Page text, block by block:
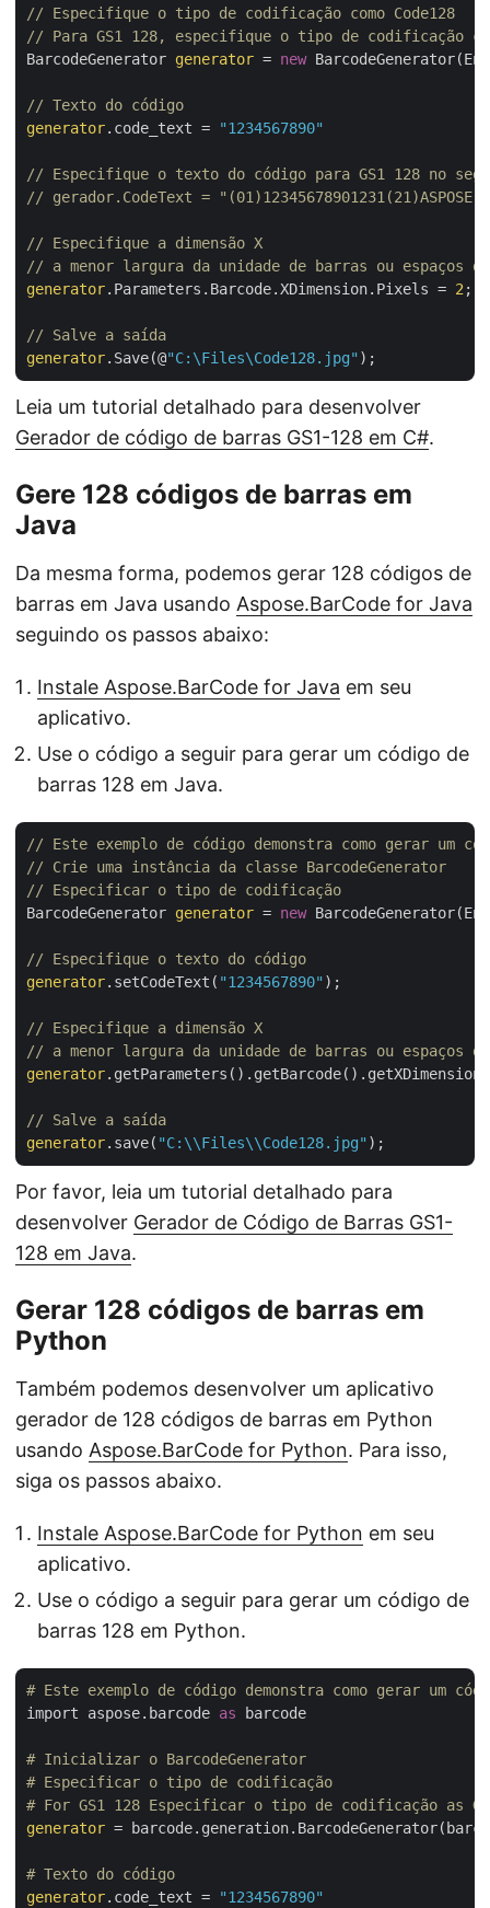
// Especifique o tipo de codificação como Code128
// Para GS1 128, especifique o tipo de codificação
BarcodeGenerator generator = new
// Texto do código
generator.code_text = "1234567890"
// Especifique o texto do código para GS1 128 no
// gerador.CodeText =
// Especifique a dimensão X
// a menor largura da unidade de barras ou espaços do
generator.Parameters.Barcode.XDimension.Pixels = 2 ;
// Salve a saída
generator.Save(@"C:\Files\Code128.jpg"
Leia um tutorial detalhado para desenvolver
Gerador de código de barras GS1-128 em C#.
Gere 128 códigos de barras em
Java
Da mesma forma, podemos gerar 128 códigos de
barras em Java usando Aspose.BarCode for Java
seguindo os passos abaixo:
Instale Aspose.BarCode for Java em seu
aplicativo.
Use o código a seguir para gerar um código de
barras 128 em Java.
// Este exemplo de código demonstra como gerar um
// Crie uma instância da classe BarcodeGenerator
// Especificar o tipo de codificação
BarcodeGenerator generator = new
// Especifique o texto do código
generator.setCodeText( "1234567890" );
// Especifique a dimensão X
// a menor largura da unidade de barras ou espaços do
generator
// Salve a saída
generator.save( "C:\\Files\\Code128.jpg"
Por favor, leia um tutorial detalhado para
desenvolver Gerador de Código de Barras GS1-
128 em Java.
Gerar 128 códigos de barras em
Python
Também podemos desenvolver um aplicativo
gerador de 128 códigos de barras em Python
usando Aspose.BarCode for Python. Para isso,
siga os passos abaixo.
Instale Aspose.BarCode for Python em seu
aplicativo.
Use o código a seguir para gerar um código de
barras 128 em Python.
# Este exemplo de código demonstra como gerar um
import aspose.barcode as barcode
# Inicializar o BarcodeGenerator
# Especificar o tipo de codificação
# For GS1 128 Especificar o tipo de codificação as
generator =
# Texto do código
generator.code_text = "1234567890"